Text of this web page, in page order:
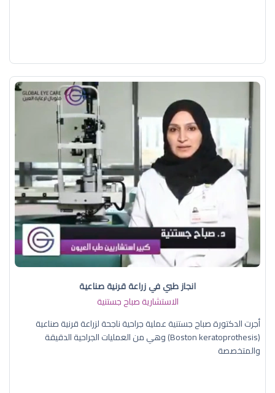
انجاز طبي في زراعة قرنية صناعية
الاستشارية صباح جستنية
أجرت الدكتورة صباح جستنية عملية جراحية ناجحة لزراعة قرنية صناعية
(Boston keratoprothesis) وهي من العمليات الجراحية الدقيقة
والمتخصصة